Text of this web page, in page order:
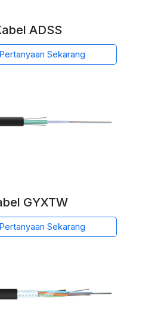
ADSS
Sekarang
GYXTW
Sekarang